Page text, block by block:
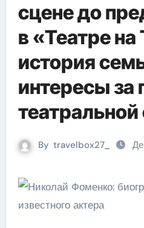
сцене до
в «Театре на
история
интересы за
By travelbox27_